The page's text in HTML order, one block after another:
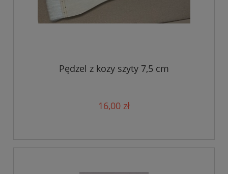
Pędzel z kozy szyty 7,5 cm
16,00 zł